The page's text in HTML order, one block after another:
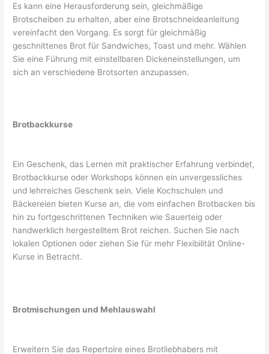
Es kann eine Herausforderung sein, gleichmäßige
Brotscheiben zu erhalten, aber eine Brotschneideanleitung
vereinfacht den Vorgang. Es sorgt für gleichmäßig
geschnittenes Brot für Sandwiches, Toast und mehr. Wählen
Sie eine Führung mit einstellbaren Dickeneinstellungen, um
sich an verschiedene Brotsorten anzupassen.
Brotbackkurse
Ein Geschenk, das Lernen mit praktischer Erfahrung verbindet,
Brotbackkurse oder Workshops können ein unvergessliches
und lehrreiches Geschenk sein. Viele Kochschulen und
Bäckereien bieten Kurse an, die vom einfachen Brotbacken bis
hin zu fortgeschrittenen Techniken wie Sauerteig oder
handwerklich hergestelltem Brot reichen. Suchen Sie nach
lokalen Optionen oder ziehen Sie für mehr Flexibilität Online-
Kurse in Betracht.
Brotmischungen und Mehlauswahl
Erweitern Sie das Repertoire eines Brotliebhabers mit